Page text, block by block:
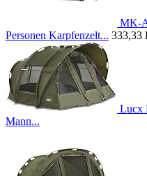
MK-
Personen Karpfenzelt... 333,33
Lucx
Mann...